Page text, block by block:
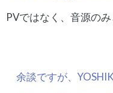
PVではなく、音源のみ
余談ですが、